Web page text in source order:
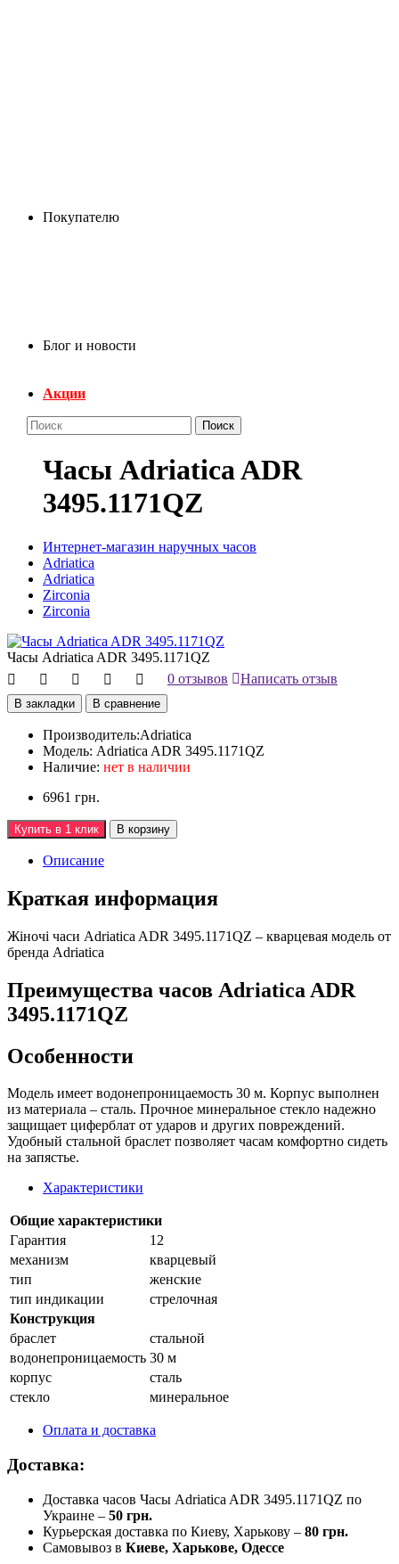
Покупателю
Блог и новости
Акции
Поиск
Часы Adriatica ADR
3495.1171QZ
Интернет-магазин наручных часов
Adriatica
Adriatica
Zirconia
Zirconia
Часы Adriatica ADR 3495.1171QZ
0 отзывов
Написать отзыв
В закладки В сравнение
Производитель:Adriatica
Модель: Adriatica ADR 3495.1171QZ
Наличие: нет в наличии
6961 грн.
Купить в 1 клик В корзину
Описание
Краткая информация
Жiночi часи Adriatica ADR 3495.1171QZ – кварцевая модель от
бренда Adriatica
Преимущества часов Adriatica ADR
3495.1171QZ
Особенности
Модель имеет водонепроницаемость 30 м. Корпус выполнен
из материала – сталь. Прочное минеральное стекло надежно
защищает циферблат от ударов и других повреждений.
Удобный стальной браслет позволяет часам комфортно сидеть
на запястье.
Характеристики
Общие характеристики
Гарантия
12
механизм
кварцевый
тип
женские
тип индикации
стрелочная
Конструкция
браслет
стальной
водонепроницаемость 30 м
корпус
сталь
стекло
минеральное
Оплата и доставка
Доставка:
Доставка часов Часы Adriatica ADR 3495.1171QZ по
Украине – 50 грн.
Курьерская доставка по Киеву, Харькову – 80 грн.
Самовывоз в Киеве, Харькове, Одессе